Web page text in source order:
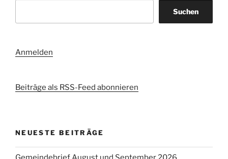
Suchen
Anmelden
Beiträge als RSS-Feed abonnieren
NEUESTE BEITRÄGE